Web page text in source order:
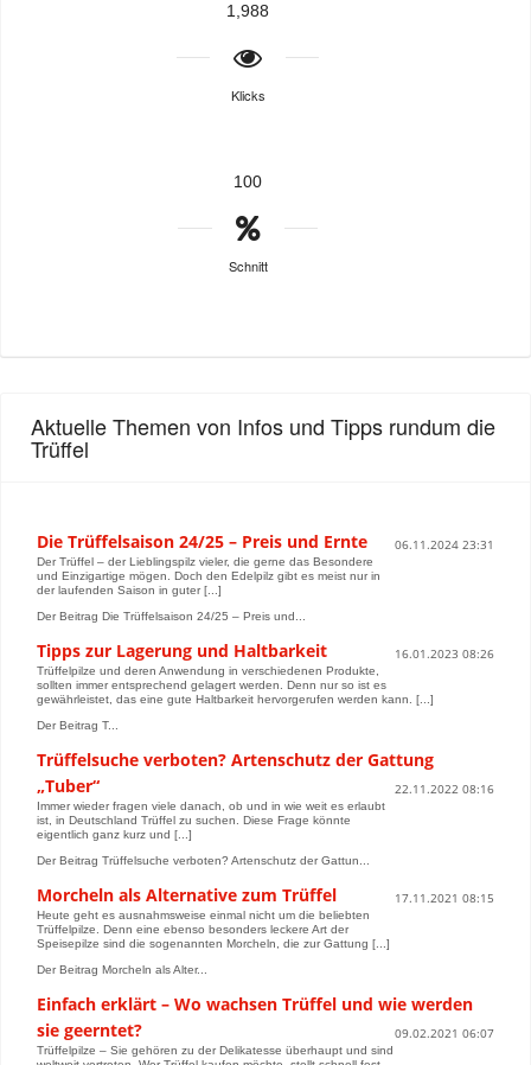
1,988
Klicks
100
Schnitt
Aktuelle Themen von Infos und Tipps rundum die
Trüffel
Die Trüffelsaison 24/25 – Preis und Ernte 06.11.2024 23:31
Der Trüffel – der Lieblingspilz vieler, die gerne das Besondere
und Einzigartige mögen. Doch den Edelpilz gibt es meist nur in
der laufenden Saison in guter [...]
Der Beitrag Die Trüffelsaison 24/25 – Preis und...
Tipps zur Lagerung und Haltbarkeit 16.01.2023 08:26
Trüffelpilze und deren Anwendung in verschiedenen Produkte,
sollten immer entsprechend gelagert werden. Denn nur so ist es
gewährleistet, das eine gute Haltbarkeit hervorgerufen werden kann. [...]
Der Beitrag T...
Trüffelsuche verboten? Artenschutz der Gattung
„Tuber“
22.11.2022 08:16
Immer wieder fragen viele danach, ob und in wie weit es erlaubt
ist, in Deutschland Trüffel zu suchen. Diese Frage könnte
eigentlich ganz kurz und [...]
Der Beitrag Trüffelsuche verboten? Artenschutz der Gattun...
Morcheln als Alternative zum Trüffel 17.11.2021 08:15
Heute geht es ausnahmsweise einmal nicht um die beliebten
Trüffelpilze. Denn eine ebenso besonders leckere Art der
Speisepilze sind die sogenannten Morcheln, die zur Gattung [...]
Der Beitrag Morcheln als Alter...
Einfach erklärt – Wo wachsen Trüffel und wie werden
sie geerntet?
09.02.2021 06:07
Trüffelpilze – Sie gehören zu der Delikatesse überhaupt und sind